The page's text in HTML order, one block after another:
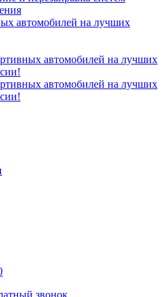
автомобилей на лучших
автомобилей на лучших
автомобилей на лучших
звонок